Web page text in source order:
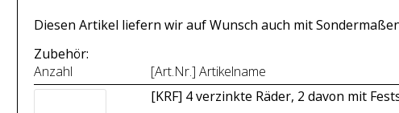
Diesen Artikel liefern wir auf Wunsch auch mit
Zubehör:
Anzahl
[Art.Nr.] Artikelname
[KRF] 4 verzinkte Räder, 2 davon mit